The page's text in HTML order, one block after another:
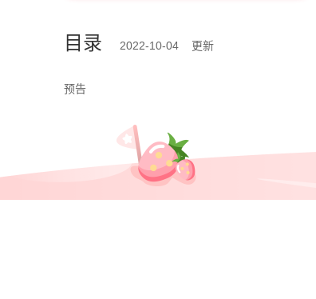
目录 2022-10-04 更新
预告